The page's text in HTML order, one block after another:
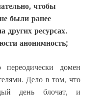
чтобы
были ранее
других ресурсах.
анонимность;
домен
Дело в том, что
день блочат, и